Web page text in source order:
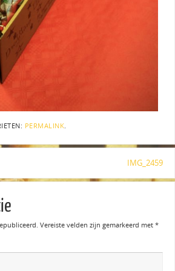
PERMALINK
IMG_2459
Vereiste velden zijn gemarkeerd met *